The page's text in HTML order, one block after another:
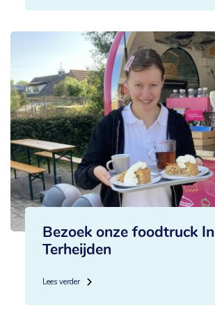
Bezoek onze foodtruck In
Terheijden
Lees verder